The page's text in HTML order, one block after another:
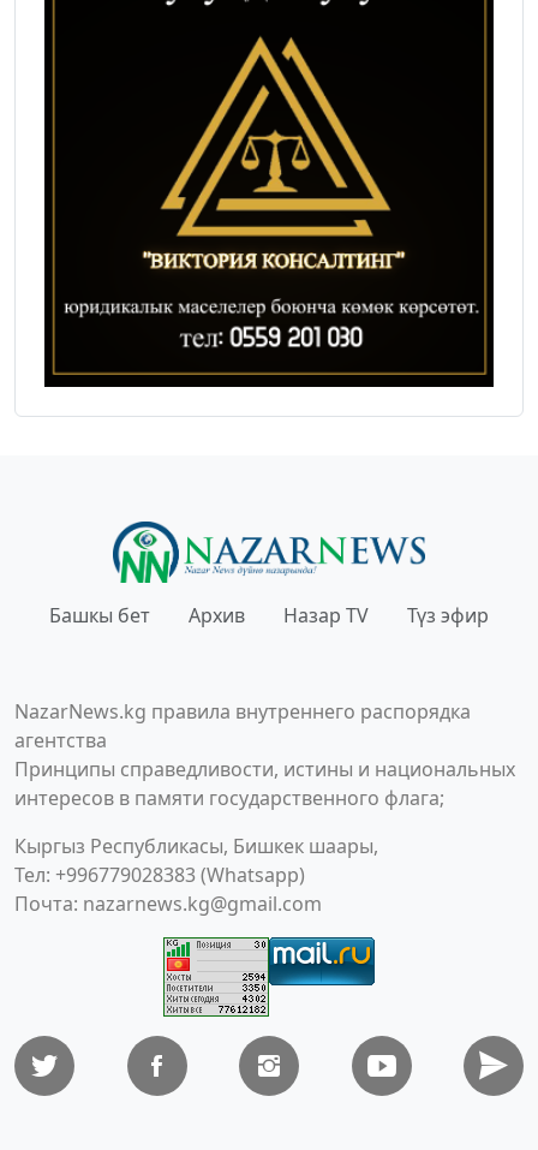
Башкы бет Архив Назар TV Түз эфир
NazarNews.kg правила внутреннего распорядка
агентства
Принципы справедливости, истины и национальных
интересов в памяти государственного флага;
Кыргыз Республикасы, Бишкек шаары,
Тел: +996779028383 (Whatsapp)
Почта: nazarnews.kg@gmail.com